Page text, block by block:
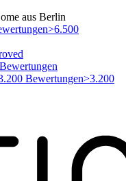
aus Berlin
>6.500
>3.200